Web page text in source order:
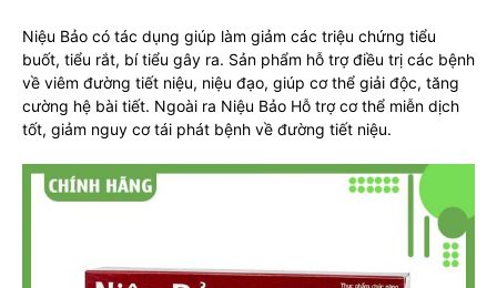
Niệu Bảo có tác dụng giúp làm giảm các triệu chứng tiểu
buốt, tiểu rắt, bí tiểu gây ra. Sản phẩm hỗ trợ điều trị các bệnh
về viêm đường tiết niệu, niệu đạo, giúp cơ thể giải độc, tăng
cường hệ bài tiết. Ngoài ra Niệu Bảo Hỗ trợ cơ thể miễn dịch
tốt, giảm nguy cơ tái phát bệnh về đường tiết niệu.